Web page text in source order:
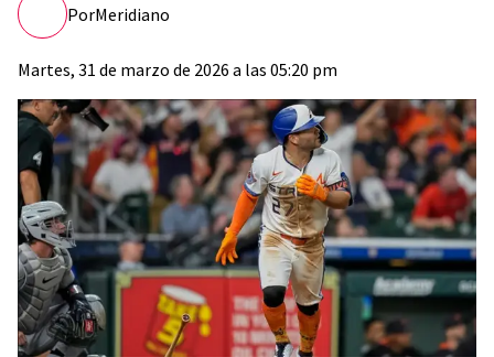
PorMeridiano
Martes, 31 de marzo de 2026 a las 05:20 pm